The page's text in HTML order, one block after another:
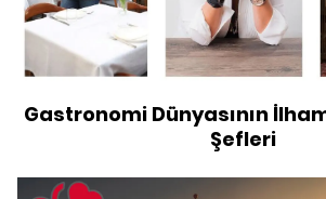
Gastronomi Dünyasının
Şefleri